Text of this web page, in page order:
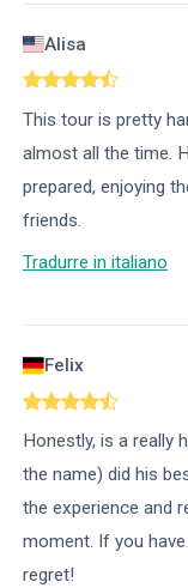
Alisa
This tour is pretty
almost all the time.
prepared, enjoying
friends.
Tradurre in italiano
Felix
Honestly, is a really
the name) did his
the experience and
moment. If you
regret!